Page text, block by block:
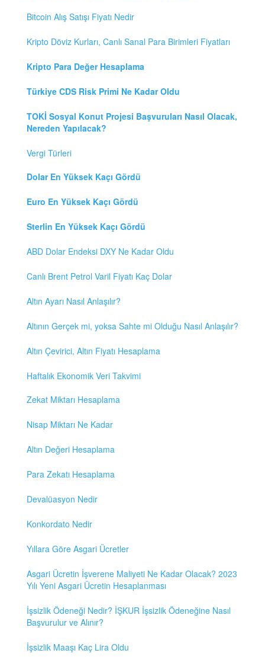
Bitcoin Alış Satışı Fiyatı Nedir
Kripto Döviz Kurları, Canlı Sanal Para Birimleri Fiyatları
Kripto Para Değer Hesaplama
Türkiye CDS Risk Primi Ne Kadar Oldu
TOKİ Sosyal Konut Projesi Başvuruları Nasıl Olacak,
Nereden Yapılacak?
Vergi Türleri
Dolar En Yüksek Kaçı Gördü
Euro En Yüksek Kaçı Gördü
Sterlin En Yüksek Kaçı Gördü
ABD Dolar Endeksi DXY Ne Kadar Oldu
Canlı Brent Petrol Varil Fiyatı Kaç Dolar
Altın Ayarı Nasıl Anlaşılır?
Altının Gerçek mi, yoksa Sahte mi Olduğu Nasıl Anlaşılır?
Altın Çevirici, Altın Fiyatı Hesaplama
Haftalık Ekonomik Veri Takvimi
Zekat Miktarı Hesaplama
Nisap Miktarı Ne Kadar
Altın Değeri Hesaplama
Para Zekatı Hesaplama
Devalüasyon Nedir
Konkordato Nedir
Yıllara Göre Asgari Ücretler
Asgari Ücretin İşverene Maliyeti Ne Kadar Olacak? 2023
Yılı Yeni Asgari Ücretin Hesaplanması
İşsizlik Ödeneği Nedir? İŞKUR İşsizlik Ödeneğine Nasıl
Başvurulur ve Alınır?
İşsizlik Maaşı Kaç Lira Oldu